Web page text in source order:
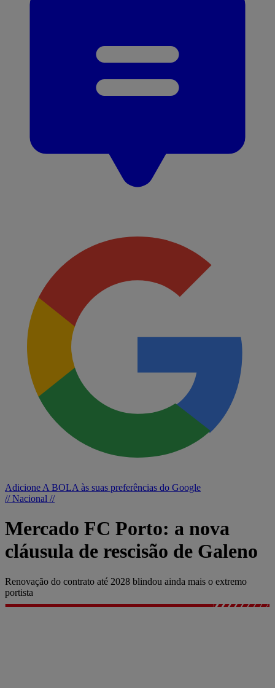
Adicione A BOLA às suas preferências do Google
// Nacional //
Mercado FC Porto: a nova
cláusula de rescisão de Galeno
Renovação do contrato até 2028 blindou ainda mais o extremo
portista